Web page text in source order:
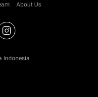
About Us
Indonesia